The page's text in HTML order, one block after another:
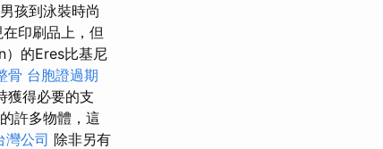
孩到泳裝時尚
印刷品上，但
）的Eres比基尼
骨 台胞證過期
獲得必要的支
許多物體，這
灣公司 除非另有